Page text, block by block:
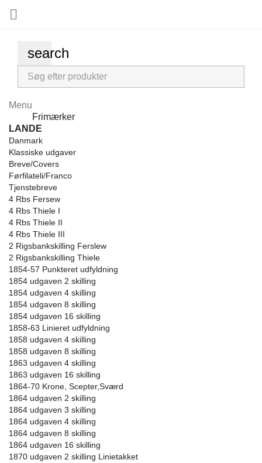

search
Menu
Frimærker
LANDE
Danmark
Klassiske udgaver
Breve/Covers
Førfilateli/Franco
Tjenstebreve
4 Rbs Fersew
4 Rbs Thiele I
4 Rbs Thiele II
4 Rbs Thiele III
2 Rigsbankskilling Ferslew
2 Rigsbankskilling Thiele
1854-57 Punkteret udfyldning
1854 udgaven 2 skilling
1854 udgaven 4 skilling
1854 udgaven 8 skilling
1854 udgaven 16 skilling
1858-63 Linieret udfyldning
1858 udgaven 4 skilling
1858 udgaven 8 skilling
1863 udgaven 4 skilling
1863 udgaven 16 skilling
1864-70 Krone, Scepter,Sværd
1864 udgaven 2 skilling
1864 udgaven 3 skilling
1864 udgaven 4 skilling
1864 udgaven 8 skilling
1864 udgaven 16 skilling
1870 udgaven 2 skilling Linietakket